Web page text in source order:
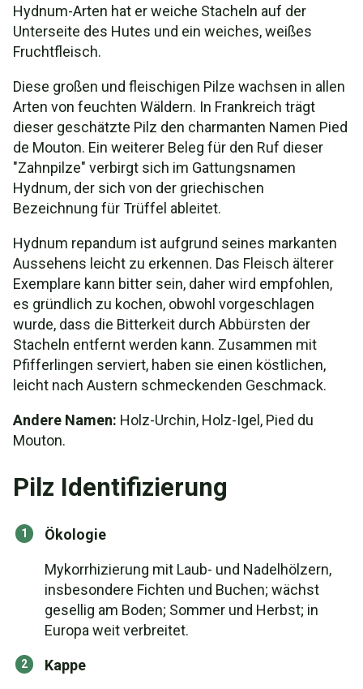
Hydnum-Arten hat er weiche Stacheln auf der
Unterseite des Hutes und ein weiches, weißes
Fruchtfleisch.
Diese großen und fleischigen Pilze wachsen in allen
Arten von feuchten Wäldern. In Frankreich trägt
dieser geschätzte Pilz den charmanten Namen Pied
de Mouton. Ein weiterer Beleg für den Ruf dieser
"Zahnpilze" verbirgt sich im Gattungsnamen
Hydnum, der sich von der griechischen
Bezeichnung für Trüffel ableitet.
Hydnum repandum ist aufgrund seines markanten
Aussehens leicht zu erkennen. Das Fleisch älterer
Exemplare kann bitter sein, daher wird empfohlen,
es gründlich zu kochen, obwohl vorgeschlagen
wurde, dass die Bitterkeit durch Abbürsten der
Stacheln entfernt werden kann. Zusammen mit
Pfifferlingen serviert, haben sie einen köstlichen,
leicht nach Austern schmeckenden Geschmack.
Andere Namen: Holz-Urchin, Holz-Igel, Pied du
Mouton.
Pilz Identifizierung
Ökologie
Mykorrhizierung mit Laub- und Nadelhölzern,
insbesondere Fichten und Buchen; wächst
gesellig am Boden; Sommer und Herbst; in
Europa weit verbreitet.
Kappe